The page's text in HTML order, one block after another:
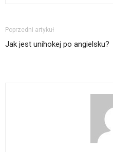
Poprzedni artykuł
Jak jest unihokej po angielsku?